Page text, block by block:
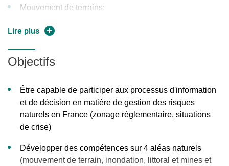
Mouvement de terrains;
Inondation;
Risque littoral;
Mines et carrières;
Pollution sol/eau.
L'intégration des notions se fait dans le cadre d'un projet
portant sur un aléa en particulier.
Lire plus
Objectifs
Être capable de participer aux processus d'information
et de décision en matière de gestion des risques
naturels en France (zonage réglementaire, situations
de crise)
Développer des compétences sur 4 aléas naturels
(mouvement de terrain, inondation, littoral et mines et